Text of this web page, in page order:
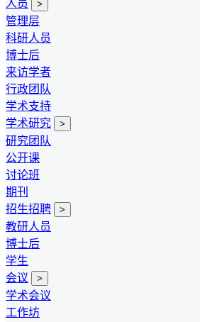
人员
>
管理层
科研人员
博士后
来访学者
行政团队
学术支持
学术研究
>
研究团队
公开课
讨论班
期刊
招生招聘
>
教研人员
博士后
学生
会议
>
学术会议
工作坊